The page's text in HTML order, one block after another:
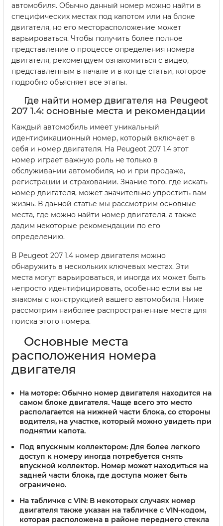
автомобиля. Обычно данный номер можно найти в
специфических местах под капотом или на блоке
двигателя, но его месторасположение может
варьироваться. Чтобы получить более полное
представление о процессе определения номера
двигателя, рекомендуем ознакомиться с видео,
представленным в начале и в конце статьи, которое
подробно объясняет все этапы.
Где найти номер двигателя на Peugeot
207 1.4: основные места и рекомендации
Каждый автомобиль имеет уникальный
идентификационный номер, который включает в
себя и номер двигателя. На Peugeot 207 1.4 этот
номер играет важную роль не только в
обслуживании автомобиля, но и при продаже,
регистрации и страховании. Знание того, где искать
номер двигателя, может значительно упростить вам
жизнь. В данной статье мы рассмотрим основные
места, где можно найти номер двигателя, а также
дадим некоторые рекомендации по его
определению.
В Peugeot 207 1.4 номер двигателя можно
обнаружить в нескольких ключевых местах. Эти
места могут варьироваться, и иногда их может быть
непросто идентифицировать, особенно если вы не
знакомы с конструкцией вашего автомобиля. Ниже
рассмотрим наиболее распространенные места для
поиска этого номера.
Основные места
расположения номера
двигателя
На моторе: Обычно номер двигателя находится на
самом блоке двигателя. Чаще всего это место
располагается на нижней части блока, со стороны
водителя, на участке, который можно увидеть при
поднятии капота.
Под впускным коллектором: Для более легкого
доступ к номеру иногда потребуется снять
впускной коллектор. Номер может находиться на
задней части блока, где доступа может быть
ограничено.
На табличке с VIN: В некоторых случаях номер
двигателя также указан на табличке с VIN-кодом,
которая расположена в районе переднего стекла